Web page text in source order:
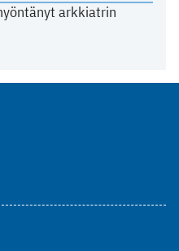
arkkiatrin